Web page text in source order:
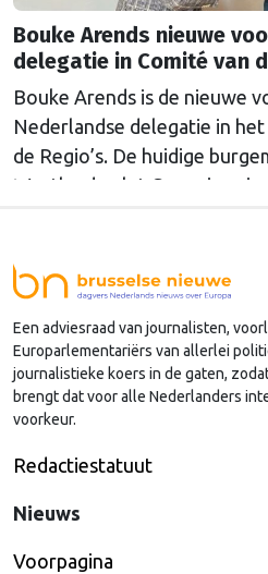
Bouke Arends nieuwe
delegatie in Comité van
Bouke Arends is de nieuwe
Nederlandse delegatie in
de Regio’s. De huidige
Westland volgt Commissaris
Nederlandse regio’s
lobby in Brussel, en dat
Continued
Een adviesraad van journalisten,
Europarlementariërs van allerlei
journalistieke koers in de gaten,
brengt dat voor alle Nederlanders
voorkeur.
Redactiestatuut
Nieuws
Voorpagina